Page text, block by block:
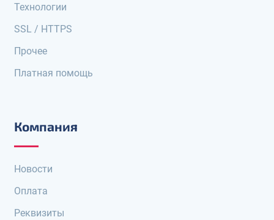
Технологии
SSL / HTTPS
Прочее
Платная помощь
Компания
Новости
Оплата
Реквизиты